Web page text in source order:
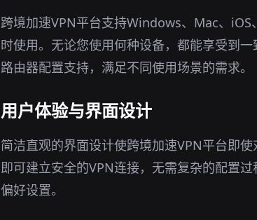
跨境加速VPN平台支持Windows、Mac、
时使用。无论您使用何种设备，都能享受到
路由器配置支持，满足不同使用场景的需求。
用户体验与界面设计
简洁直观的界面设计使跨境加速VPN平台即
即可建立安全的VPN连接，无需复杂的配置
偏好设置。